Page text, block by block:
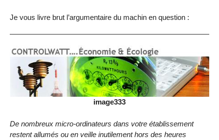
Je vous livre brut l’argumentaire du machin en question :
image333
De nombreux micro-ordinateurs dans votre établissement
restent allumés ou en veille inutilement hors des heures